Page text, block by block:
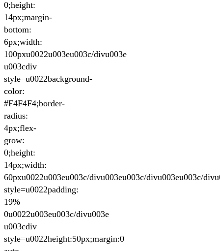
0;height:
14px;margin-
bottom:
6px;width:
100pxu0022u003eu003c/divu003e
u003cdiv
style=u0022background-
color:
#F4F4F4;border-
radius:
4px;flex-
grow:
0;height:
14px;width:
60pxu0022u003eu003c/divu003eu003c/divu003eu003c/
style=u0022padding:
19%
0u0022u003eu003c/divu003e
u003cdiv
style=u0022height:50px;margin:0